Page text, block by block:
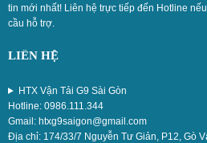
tin mới nhất! Liên hệ trực tiếp đến Hotline
cầu hỗ trợ.
LIÊN HỆ
HTX Vận Tải G9 Sài Gòn
Hotline: 0986.111.344
Gmail: htxg9saigon@gmail.com
Địa chỉ: 174/33/7 Nguyễn Tư Giản, P12, Gò